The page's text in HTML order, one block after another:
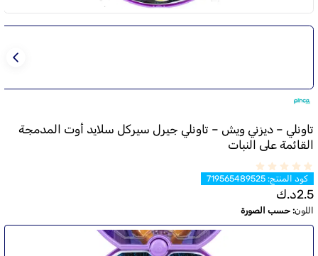
تاونلي – ديزني ويش – تاونلي جيرل سيركل سلايد أوت المدمجة
القائمة على النبات
كود المنتج:
719565489525
2.5د.ك
اللون: حسب الصورة